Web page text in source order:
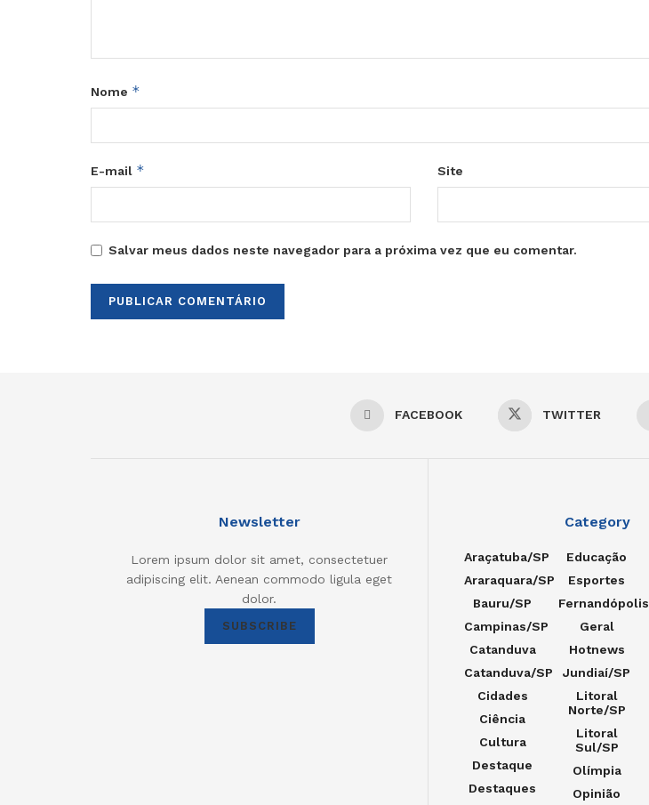
Nome *
E-mail * Site
Salvar meus dados neste navegador para a próxima vez que eu comentar.
FACEBOOK TWITTER
Newsletter
Lorem ipsum dolor sit amet, consectetuer
adipiscing elit. Aenean commodo ligula eget
dolor.
SUBSCRIBE
Category
Araçatuba/SP
Araraquara/SP
Bauru/SP
Campinas/SP
Catanduva
Catanduva/SP
Cidades
Ciência
Cultura
Destaque
Destaques
Educação
Esportes
Fernandópolis
Geral
Hotnews
Jundiaí/SP
Litoral
Norte/SP
Litoral
Sul/SP
Olímpia
Opinião